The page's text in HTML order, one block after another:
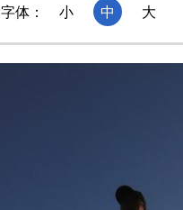
字体： 小 中 大